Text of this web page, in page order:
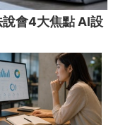
會4大焦點 AI設